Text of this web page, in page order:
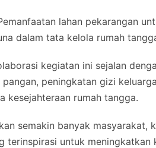
lahan pekarangan
dalam tata kelola rumah
kegiatan ini sejalan
peningkatan gizi
kesejahteraan rumah tangga.
semakin banyak masyarakat,
terinspirasi untuk meningkatkan